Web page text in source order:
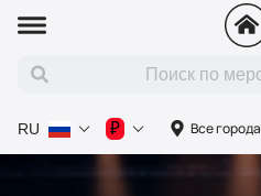
Все города
RU ₽